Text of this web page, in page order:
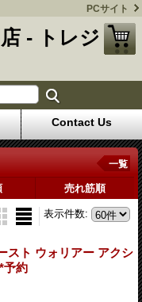
PCサイト
- トレジ
Contact Us
一覧
売れ筋順
表示件数:
スト ウォリアー アクシ
予約